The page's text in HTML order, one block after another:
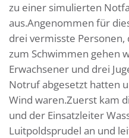
zu einer simulierten
aus.Angenommen für
drei vermisste Personen,
zum Schwimmen gehen
Erwachsener und drei
Notruf abgesetzt hatten
Wind waren.Zuerst kam
und der Einsatzleiter
Luitpoldsprudel an und